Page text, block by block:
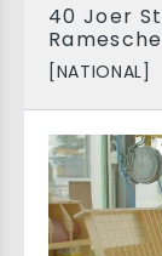
40 Joer
[NATIONAL]